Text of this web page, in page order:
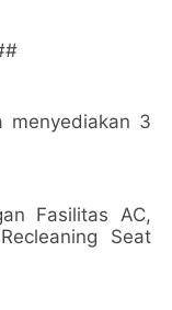
menyediakan 3
Fasilitas AC,
Seat